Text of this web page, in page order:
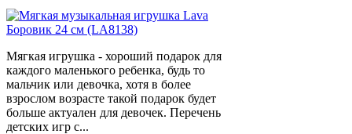
Мягкая игрушка - хороший подарок для
каждого маленького ребенка, будь то
мальчик или девочка, хотя в более
взрослом возрасте такой подарок будет
больше актуален для девочек. Перечень
детских игр с...